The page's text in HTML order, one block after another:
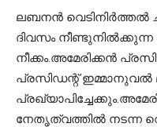
ലബനന്‍ വെടിനിര്‍ത്തല്‍
ദിവസം
നീക്കം.അമേരിക്കന്‍
പ്രസിഡന്റ് ഇമ്മാനുവല്‍
നേതൃത്വത്തില്‍ നടന്ന